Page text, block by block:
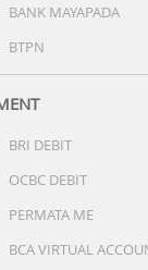
BANK MAYAPADA
BTPN
BRI DEBIT
OCBC DEBIT
PERMATA ME
BCA VIRTUAL